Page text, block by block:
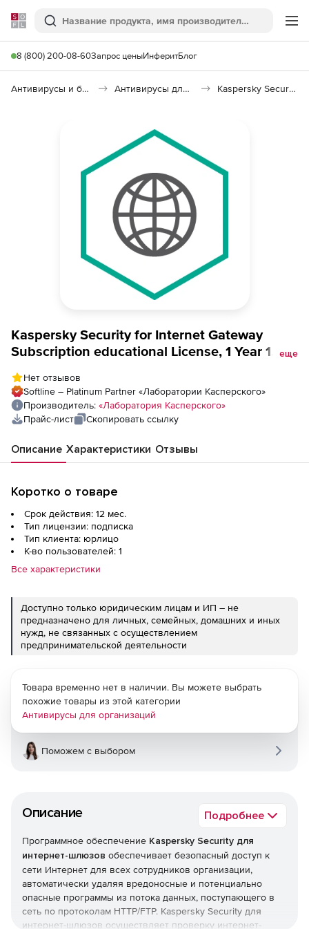
Softline
Поиск
8 (800) 200-08-60Запрос ценыИнферитБлог
Антивирусы и безопасность Антивирусы для организаций Kaspersky Security для интернет-шлюзов
Kaspersky Security for Internet Gateway
Subscription educational License, 1 Year 1
English
еще
Нет отзывов
Softline – Platinum Partner «Лаборатории Касперского»
Производитель: «Лаборатория Касперского»
Прайс-лист
Скопировать ссылку
Описание Характеристики Отзывы
Коротко о товаре
Срок действия: 12 мес.
Тип лицензии: подписка
Тип клиента: юрлицо
К-во пользователей: 1
Все характеристики
Доступно только юридическим лицам и ИП – не
предназначено для личных, семейных, домашних и иных
нужд, не связанных с осуществлением
предпринимательской деятельности
Описание Подробнее
Программное обеспечение Kaspersky Security для
интернет-шлюзов обеспечивает безопасный доступ к
сети Интернет для всех сотрудников организации,
автоматически удаляя вредоносные и потенциально
опасные программы из потока данных, поступающего в
сеть по протоколам HTTP/FTP. Kaspersky Security для
интернет-шлюзов осуществляет проверку интернет-
Товара временно нет в наличии. Вы можете выбрать
похожие товары из этой категории
Антивирусы для организаций
Поможем с выбором